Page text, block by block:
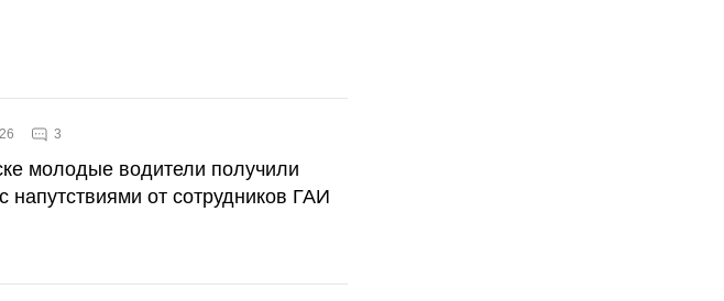
3
молодые водители получили
напутствиями от сотрудников ГАИ